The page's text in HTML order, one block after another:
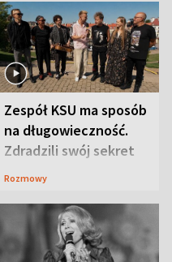
Zespół KSU ma sposób
na długowieczność.
Zdradzili swój sekret
Rozmowy